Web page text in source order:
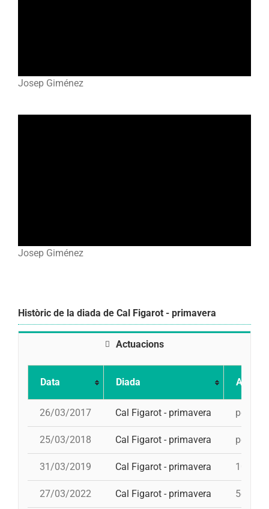
Josep Giménez
Josep Giménez
Històric de la diada de Cal Figarot - primavera
Actuacions
Data Diada
26/03/2017 Cal Figarot - primavera pd4,
25/03/2018 Cal Figarot - primavera pd5,
31/03/2019 Cal Figarot - primavera 10d7,
27/03/2022 Cal Figarot - primavera 5d7, id